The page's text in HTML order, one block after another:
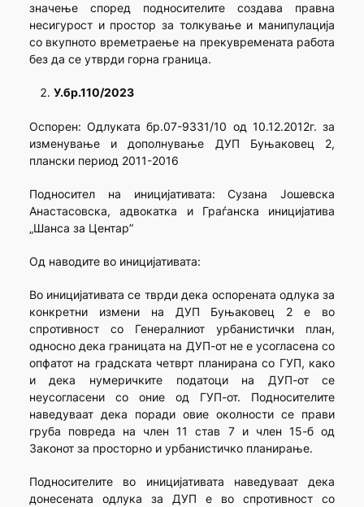
значење според подносителите создава правна
несигурост и простор за толкување и манипулација
со вкупното времетраење на прекувремената работа
без да се утврди горна граница.
У.бр.110/2023
Оспорен: Одлуката бр.07-9331/10 од 10.12.2012г. за
изменување и дополнување ДУП Буњаковец 2,
плански период 2011-2016
Подносител на иницијативата: Сузана Јошевска
Анастасовска, адвокатка и Граѓанска иницијатива
„Шанса за Центар”
Од наводите во иницијативата:
Во иницијативата се тврди дека оспорената одлука за
конкретни измени на ДУП Буњаковец 2 е во
спротивност со Генералниот урбанистички план,
односно дека границата на ДУП-от не е усогласена со
опфатот на градската четврт планирана со ГУП, како
и дека нумеричките податоци на ДУП-от се
неусогласени со оние од ГУП-от. Подносителите
наведуваат дека поради овие околности се прави
груба повреда на член 11 став 7 и член 15-б од
Законот за просторно и урбанистичко планирање.
Подносителите во иницијативата наведуваат дека
донесената одлука за ДУП е во спротивност со